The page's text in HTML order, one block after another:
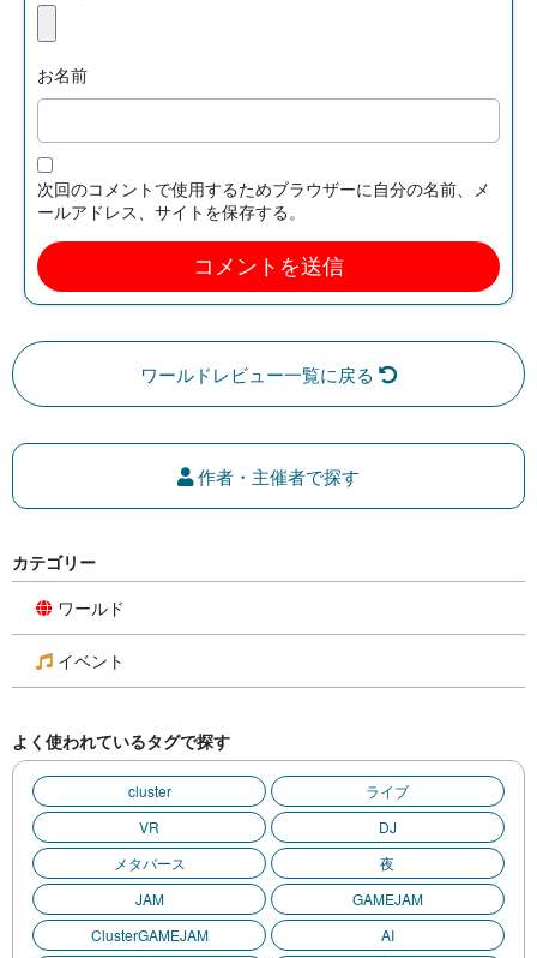
お名前
次回のコメントで使用するためブラウザーに自分の名前、メ
ールアドレス、サイトを保存する。
ワールドレビュー一覧に戻る
作者・主催者で探す
カテゴリー
ワールド
イベント
よく使われているタグで探す
cluster
ライブ
VR
DJ
メタバース
夜
JAM
GAMEJAM
ClusterGAMEJAM
AI